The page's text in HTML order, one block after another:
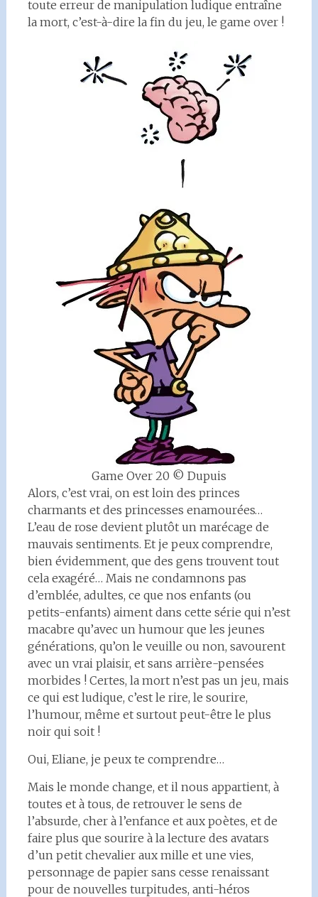
toute erreur de manipulation ludique entraîne
la mort, c’est-à-dire la fin du jeu, le game over !
Game Over 20 © Dupuis
Alors, c’est vrai, on est loin des princes
charmants et des princesses enamourées…
L’eau de rose devient plutôt un marécage de
mauvais sentiments. Et je peux comprendre,
bien évidemment, que des gens trouvent tout
cela exagéré… Mais ne condamnons pas
d’emblée, adultes, ce que nos enfants (ou
petits-enfants) aiment dans cette série qui n’est
macabre qu’avec un humour que les jeunes
générations, qu’on le veuille ou non, savourent
avec un vrai plaisir, et sans arrière-pensées
morbides ! Certes, la mort n’est pas un jeu, mais
ce qui est ludique, c’est le rire, le sourire,
l’humour, même et surtout peut-être le plus
noir qui soit !
Oui, Eliane, je peux te comprendre…
Mais le monde change, et il nous appartient, à
toutes et à tous, de retrouver le sens de
l’absurde, cher à l’enfance et aux poètes, et de
faire plus que sourire à la lecture des avatars
d’un petit chevalier aux mille et une vies,
personnage de papier sans cesse renaissant
pour de nouvelles turpitudes, anti-héros